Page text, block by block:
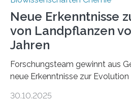
Neue Erkenntnisse
von Landpflanzen
Jahren
Forschungsteam gewinnt aus
neue Erkenntnisse zur
30.10.2025